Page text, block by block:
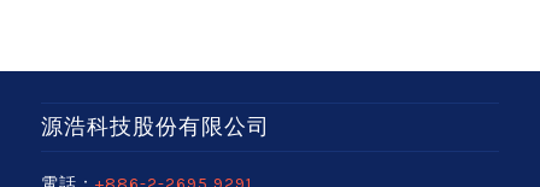
源浩科技股份有限公司